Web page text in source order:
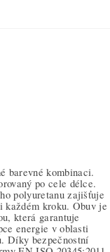
barevné kombinaci.
po cele délce.
polyuretanu zajišťuje
kroku. Obuv je
která garantuje
energie v oblasti
Díky bezpečnostní